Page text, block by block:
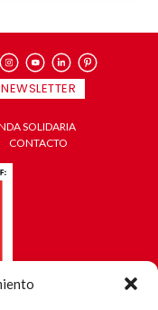
SOLIDARIA
CONTACTO